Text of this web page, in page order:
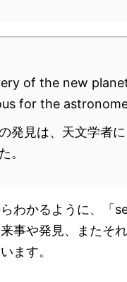
of the new
for the
発見は、天文学者
。
わかるように、「
事や発見、またそ
ます。